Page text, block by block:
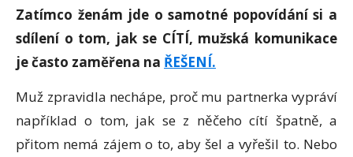
Zatímco ženám jde o samotné popovídání si a
sdílení o tom, jak se CÍTÍ, mužská komunikace
je často zaměřena na ŘEŠENÍ.
Muž zpravidla nechápe, proč mu partnerka vypráví
například o tom, jak se z něčeho cítí špatně, a
přitom nemá zájem o to, aby šel a vyřešil to. Nebo